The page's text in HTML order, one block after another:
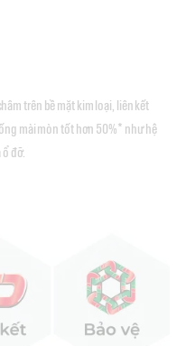
trên bề mặt kim loại, liên kết
mài mòn tốt hơn 50%* như hệ
đỡ.